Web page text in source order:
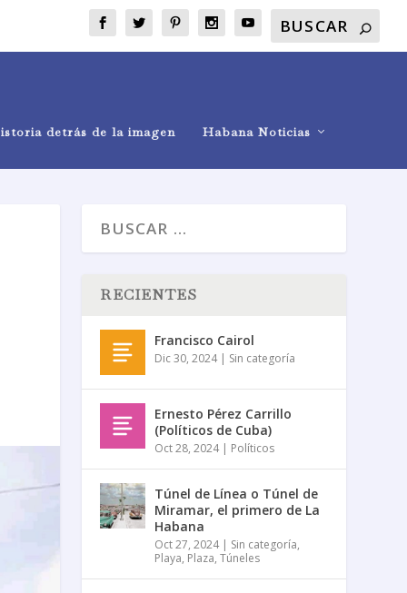
detrás de la imagen Habana Noticias
RECIENTES
Francisco Cairol
Dic 30, 2024| Sin categoría
Ernesto Pérez Carrillo
(Políticos de Cuba)
Oct 28, 2024| Políticos
Túnel de Línea o Túnel de
Miramar, el primero de La
Habana
Oct 27, 2024| Sin categoría,
Playa, Plaza,Túneles